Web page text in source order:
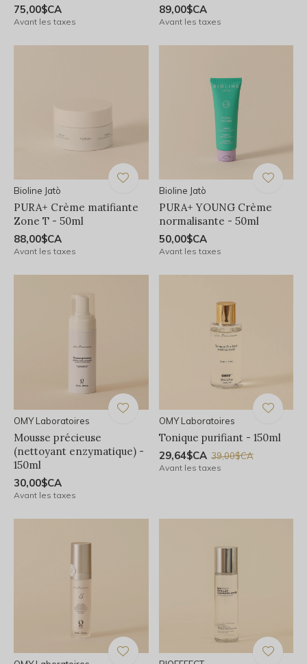
75,00$CA
Avant les taxes
89,00$CA
Avant les taxes
Bioline Jatò
PURA+ Crème matifiante
Zone T - 50ml
88,00$CA
Avant les taxes
Bioline Jatò
PURA+ YOUNG Crème
normalisante - 50ml
50,00$CA
Avant les taxes
OMY Laboratoires
Mousse précieuse
(nettoyant enzymatique) -
150ml
30,00$CA
Avant les taxes
OMY Laboratoires
Tonique purifiant - 150ml
29,64$CA 39,00$CA
Avant les taxes